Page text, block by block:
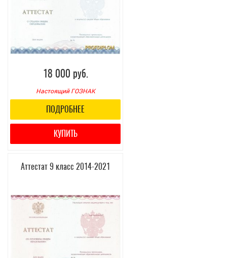
18 000 руб.
Настоящий ГОЗНАК
ПОДРОБНЕЕ
КУПИТЬ
Аттестат 9 класс 2014-2021